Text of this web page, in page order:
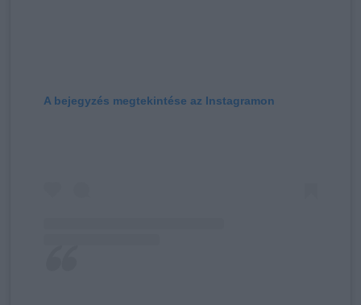
A bejegyzés megtekintése az Instagramon